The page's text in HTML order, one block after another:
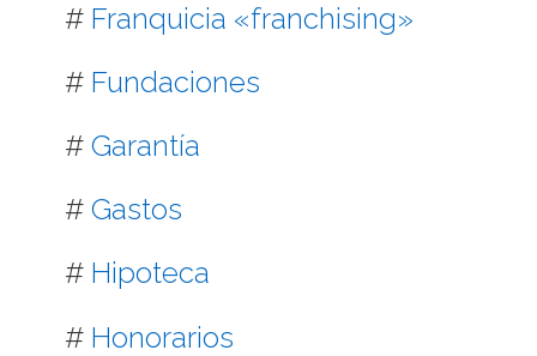
# Franquicia «franchising»
# Fundaciones
# Garantía
# Gastos
# Hipoteca
# Honorarios